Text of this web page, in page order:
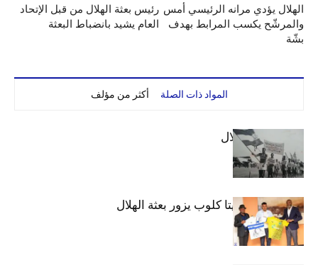
رئيس بعثة الهلال من قبل الإتحاد
العام يشيد بانضباط البعثة
الهلال يؤدي مرانه الرئيسي أمس
والمرشّح يكسب المرابط بهدف
بشّة
المواد ذات الصلة أكثر من مؤلف
الهلال والاستقلال
وفد رفيع من فيتا كلوب يزور بعثة الهلال